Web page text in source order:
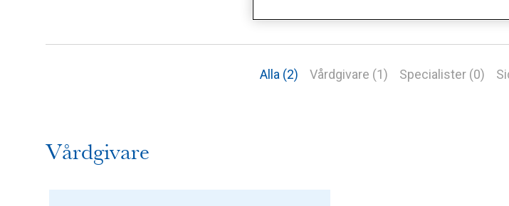
Alla (2) Vårdgivare (1) Specialister (0)
Vårdgivare